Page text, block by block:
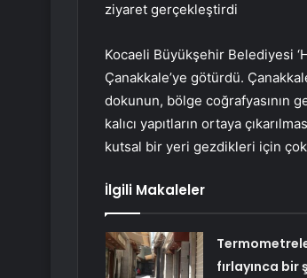
ziyaret gerçekleştirdi
Kocaeli Büyükşehir Belediyesi
Çanakkale’ye götürdü.
dokunun, bölge coğrafyasının
kalıcı yapıtların ortaya
kutsal bir yeri gezdikleri için çok
İlgili Makaleler
fırlayınca bir